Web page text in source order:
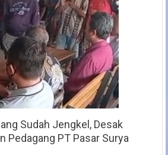
Sudah Jengkel, Desak
Pedagang PT Pasar Surya